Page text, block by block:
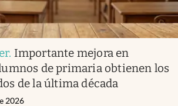
. Importante mejora en
de primaria obtienen los
de la última década
2026